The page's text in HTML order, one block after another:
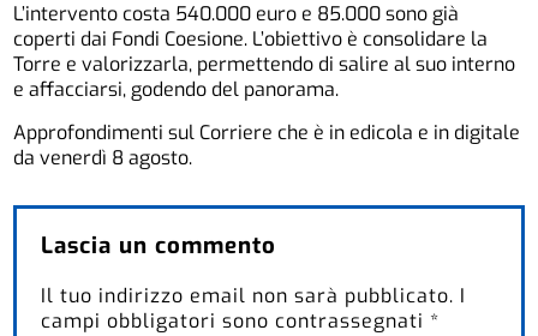
L’intervento costa 540.000 euro e 85.000 sono già
coperti dai Fondi Coesione. L’obiettivo è consolidare la
Torre e valorizzarla, permettendo di salire al suo interno
e affacciarsi, godendo del panorama.
Approfondimenti sul Corriere che è in edicola e in digitale
da venerdì 8 agosto.
Lascia un commento
Il tuo indirizzo email non sarà pubblicato. I
campi obbligatori sono contrassegnati *